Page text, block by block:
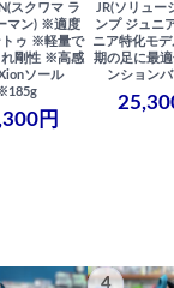
スクワマ ラ
マン) ※適度
トゥ ※軽量で
れ剛性 ※高感
ソール
円
JR(ソリュー
ンプ ジュニ
ニア特化モ
期の足に最
ンション
4